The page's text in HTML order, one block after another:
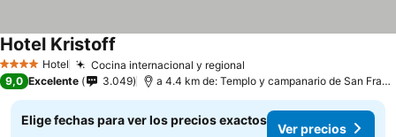
4 EstrellasHotel Cocina internacional y regional
Hotel Kristoff
9,0 Excelente 3.049 a 4.4 km de: Templo y campanario de San Francisco de Asís
Elige fechas para ver los precios exactos
Ver precios